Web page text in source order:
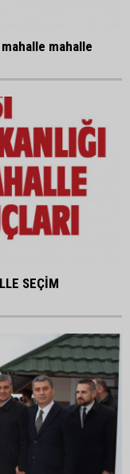
mahalle mahalle
SEÇİM